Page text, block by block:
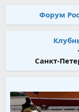
Форум
Санкт-